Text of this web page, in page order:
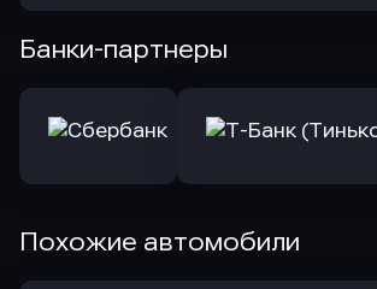
Банки-партнеры
Похожие автомобили